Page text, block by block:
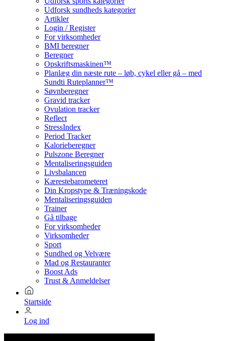
Udforsk sundheds kategorier
Artikler
Login / Register
For virksomheder
BMI beregner
Beregner
Opskriftsmaskinen™
Planlæg din næste rute – løb, cykel eller gå – med
Sundti Ruteplanner™
Søvnberegner
Gravid tracker
Ovulation tracker
Reflect
StressIndex
Period Tracker
Kalorieberegner
Pulszone Beregner
Mentaliseringsguiden
Livsbalancen
Kærestebarometeret
Din Kropstype & Træningskode
Mentaliseringsguiden
Trainer
Gå tilbage
For virksomheder
Virksomheder
Sport
Sundhed og Velvære
Mad og Restauranter
Boost Ads
Trust & Anmeldelser
Startside
Log ind